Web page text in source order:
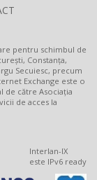
pentru schimbul de
Constanța,
Secuiesc, precum
Exchange este o
de către Asociația
de acces la
Interlan-IX
este IPv6 ready